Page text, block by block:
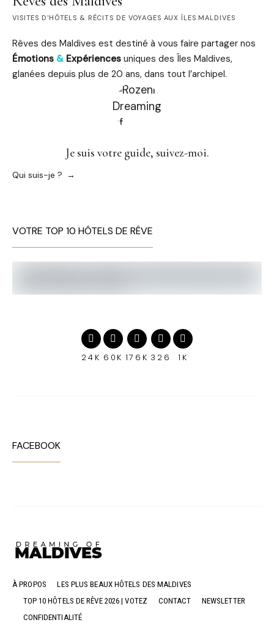
VISITES D'HÔTELS & RÉCITS DE VOYAGES AUX ÎLES MALDIVES
Rêves des Maldives est destiné à vous faire partager nos
Émotions & Expériences uniques des Îles Maldives,
glanées depuis plus de 20 ans, dans tout l’archipel.
Je suis votre guide, suivez-moi.
Qui suis-je ?
VOTRE TOP 10 HÔTELS DE RÊVE
24K 60K 176K 326 1K
FACEBOOK
À PROPOS
LES PLUS BEAUX HÔTELS DES MALDIVES
TOP 10 HÔTELS DE RÊVE 2026 | VOTEZ
CONTACT
NEWSLETTER
CONFIDENTIALITÉ